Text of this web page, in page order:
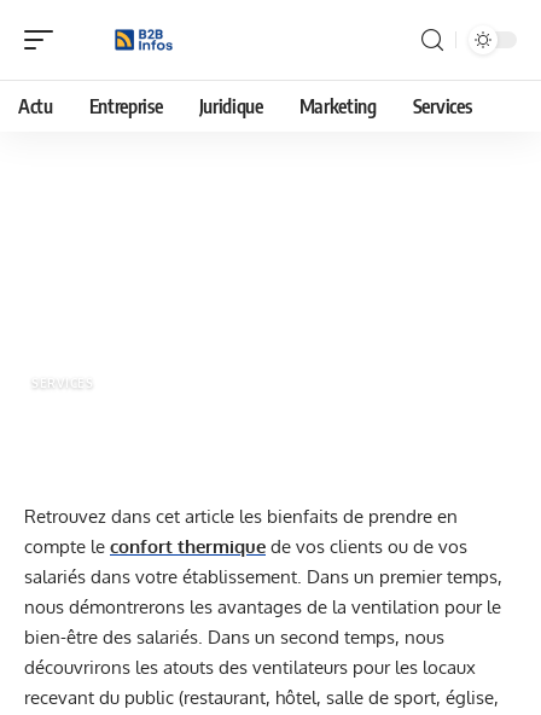
Actu Entreprise Juridique Marketing Services
SERVICES
Retrouvez dans cet article les bienfaits de prendre en
compte le confort thermique de vos clients ou de vos
salariés dans votre établissement. Dans un premier temps,
nous démontrerons les avantages de la ventilation pour le
bien-être des salariés. Dans un second temps, nous
découvrirons les atouts des ventilateurs pour les locaux
recevant du public (restaurant, hôtel, salle de sport, église,